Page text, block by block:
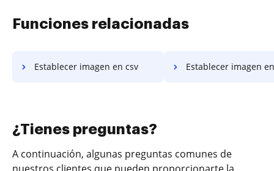
Funciones relacionadas
Establecer imagen en csv Establecer imagen
¿Tienes preguntas?
A continuación, algunas preguntas comunes de